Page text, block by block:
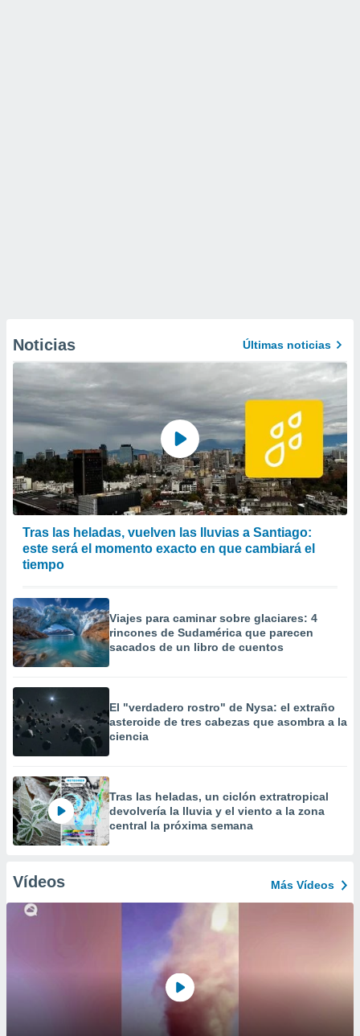
Noticias Últimas noticias
Tras las heladas, vuelven las lluvias a Santiago:
este será el momento exacto en que cambiará el
tiempo
Viajes para caminar sobre glaciares: 4
rincones de Sudamérica que parecen
sacados de un libro de cuentos
El "verdadero rostro" de Nysa: el extraño
asteroide de tres cabezas que asombra a la
ciencia
Tras las heladas, un ciclón extratropical
devolvería la lluvia y el viento a la zona
central la próxima semana
Vídeos Más Vídeos